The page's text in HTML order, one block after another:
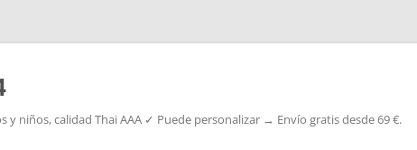
niños, calidad Thai AAA ✓ Puede personalizar → Envío gratis desde 69 €.